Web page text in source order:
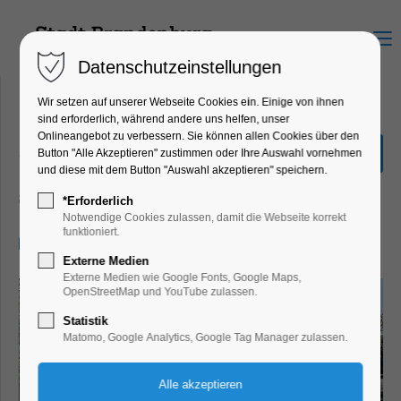
Menu
„Seenrundfahrt XL“ 3,0
Stunden
Schiffrundfahrt
Datenschutzeinstellungen
Wir setzen auf unserer Webseite Cookies ein. Einige von ihnen
sind erforderlich, während andere uns helfen, unser
Onlineangebot zu verbessern. Sie können allen Cookies über den
Button "Alle Akzeptieren" zustimmen oder Ihre Auswahl vornehmen
und diese mit dem Button "Auswahl akzeptieren" speichern.
*Erforderlich
Notwendige Cookies zulassen, damit die Webseite korrekt
funktioniert.
Externe Medien
Externe Medien wie Google Fonts, Google Maps,
OpenStreetMap und YouTube zulassen.
Statistik
Matomo, Google Analytics, Google Tag Manager zulassen.